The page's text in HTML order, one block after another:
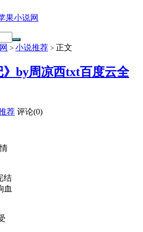
果小说网
> 小说推荐 > 正文
》by周凉西txt百度云全
荐 评论(0)
结
血